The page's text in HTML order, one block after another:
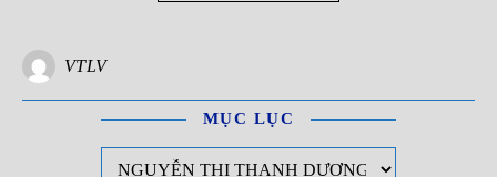
VTLV
MỤC LỤC
Mục Lục